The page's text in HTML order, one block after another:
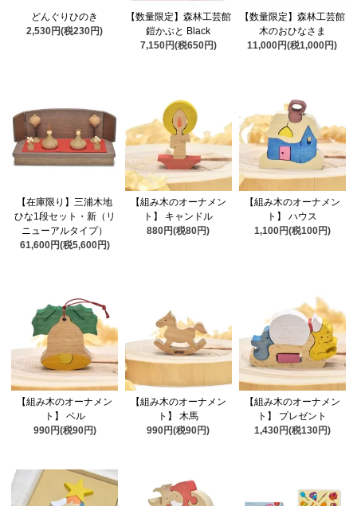
どんぐりひのき
2,530円(税230円)
【数量限定】森林工芸館
鎧かぶと Black
7,150円(税650円)
【数量限定】森林工芸館
木のおひなさま
11,000円(税1,000円)
【在庫限り】三浦木地
ひな1段セット・新（リ
ニューアルタイプ）
61,600円(税5,600円)
【組み木のオーナメン
ト】 キャンドル
880円(税80円)
【組み木のオーナメン
ト】 ハウス
1,100円(税100円)
【組み木のオーナメン
ト】 ベル
990円(税90円)
【組み木のオーナメン
ト】 木馬
990円(税90円)
【組み木のオーナメン
ト】 プレゼント
1,430円(税130円)